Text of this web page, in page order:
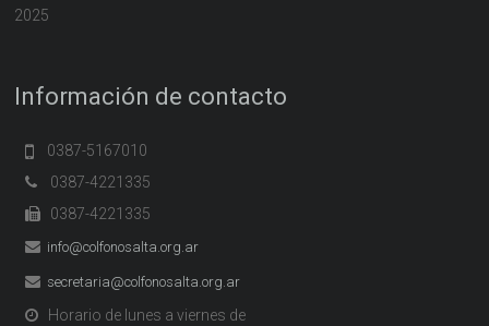
2025
Información de contacto
0387-5167010
0387-4221335
0387-4221335
info@colfonosalta.org.ar
secretaria@colfonosalta.org.ar
Horario de lunes a viernes de